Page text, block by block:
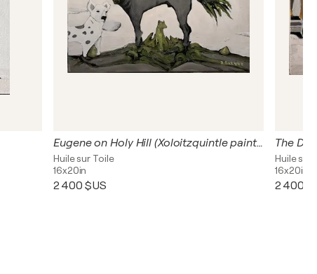
Eugene on Holy Hill (Xoloitzquintle painting)
Huile sur Toile
16x20in
2 400 $US
The
Huile sur
16x20in
2 400